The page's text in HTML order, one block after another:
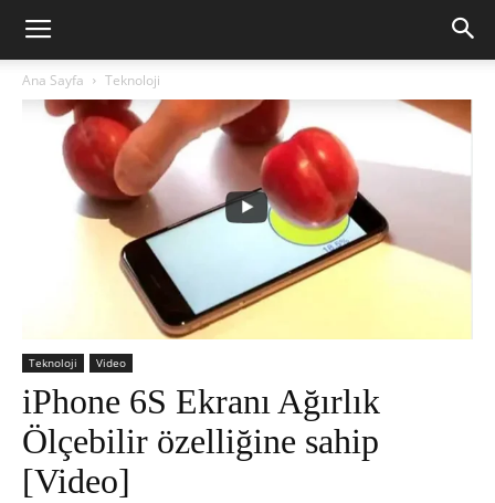
Ana Sayfa Teknoloji
Teknoloji Video
iPhone 6S Ekranı Ağırlık
Ölçebilir özelliğine sahip
[Video]